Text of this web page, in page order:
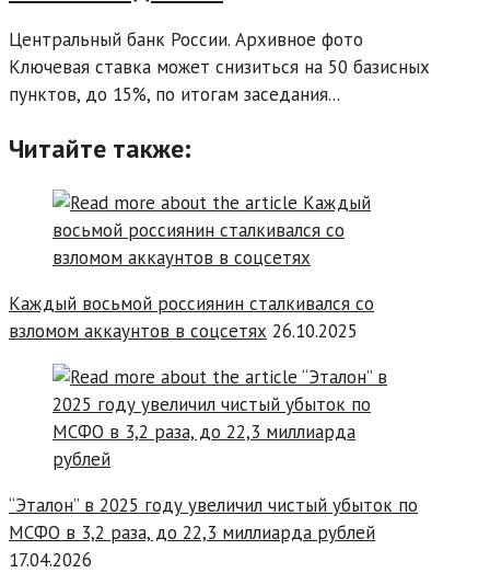
Центральный банк России. Архивное фото
Ключевая ставка может снизиться на 50 базисных
пунктов, до 15%, по итогам заседания...
Читайте также:
Каждый восьмой россиянин сталкивался со
взломом аккаунтов в соцсетях 26.10.2025
“Эталон” в 2025 году увеличил чистый убыток по
МСФО в 3,2 раза, до 22,3 миллиарда рублей
17.04.2026